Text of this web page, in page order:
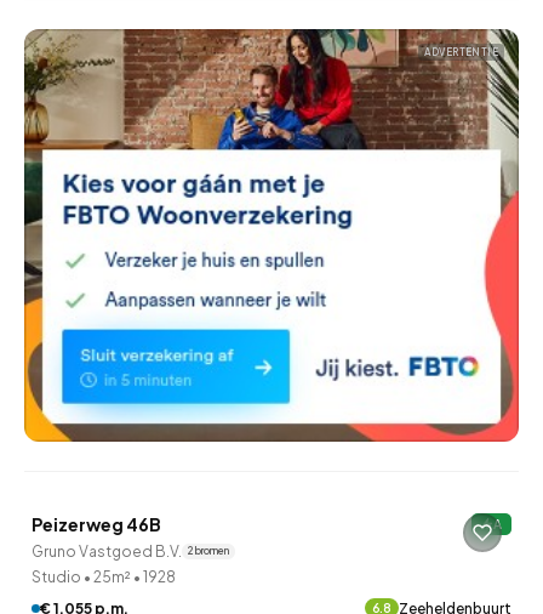
ADVERTENTIE
Peizerweg 46B A
Gruno Vastgoed B.V. 2 bronnen
Studio • 25m² • 1928
€ 1.055 p.m.
6.8 Zeeheldenbuurt